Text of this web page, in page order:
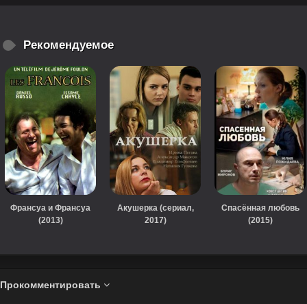
Рекомендуемое
Франсуа и Франсуа
(2013)
Акушерка (сериал,
2017)
Спасённая любовь
(2015)
Прокомментировать